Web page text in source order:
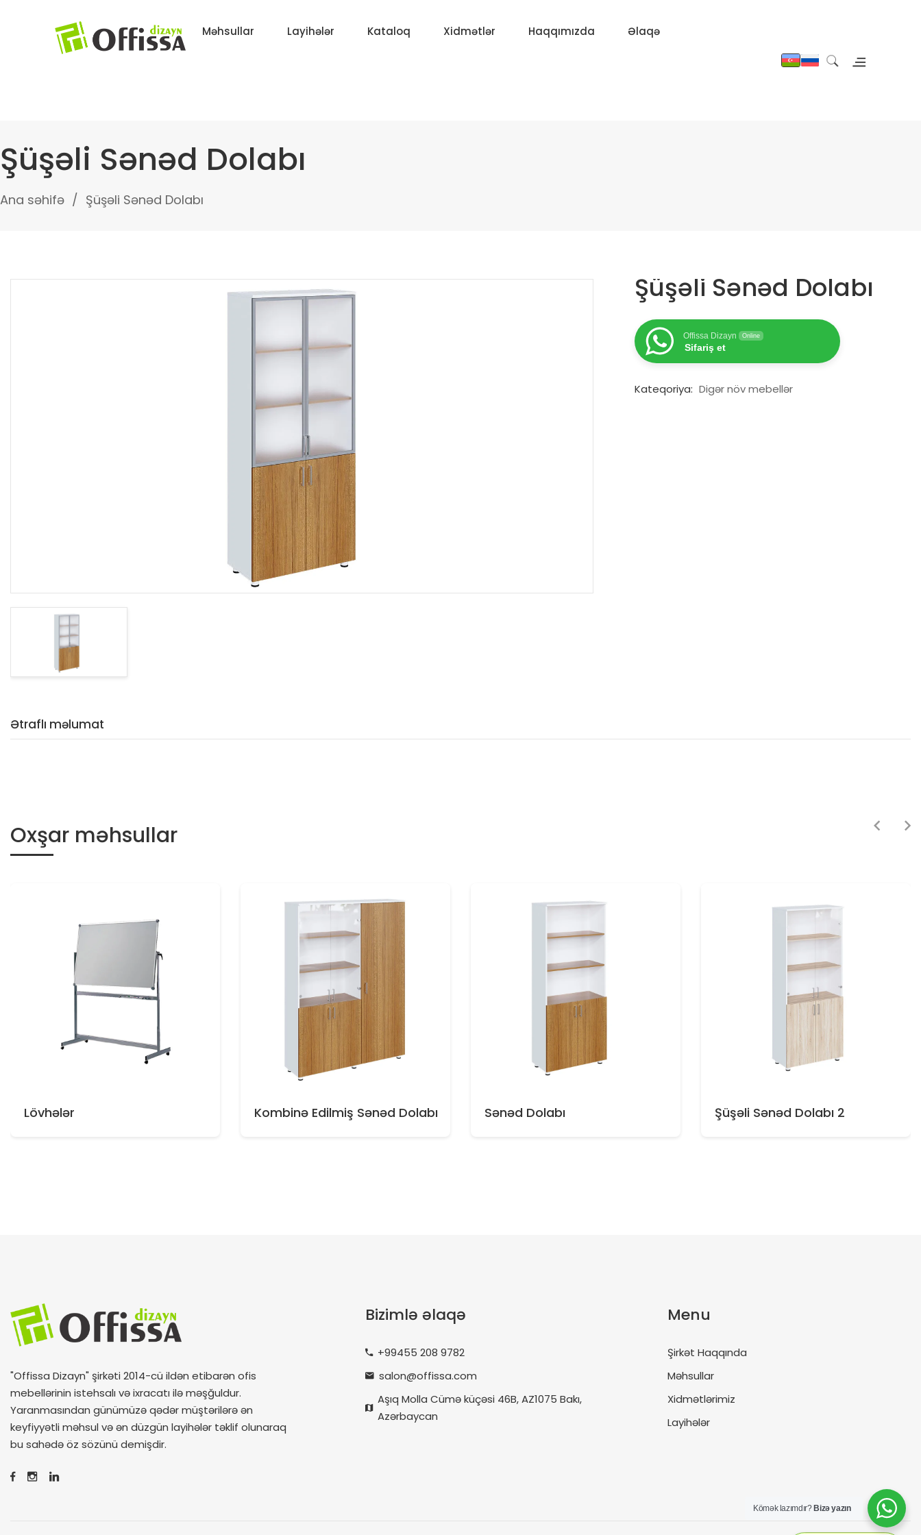
Məhsullar Layihələr Kataloq Xidmətlər Haqqımızda Əlaqə
Şüşəli Sənəd Dolabı
Ana səhifə Şüşəli Sənəd Dolabı
Şüşəli Sənəd Dolabı
Offissa Dizayn Online
Sifariş et
Kateqoriya: Digər növ mebellər
Ətraflı məlumat
Oxşar məhsullar
Lövhələr Kombinə Edilmiş Sənəd Dolabı Sənəd Dolabı Şüşəli Sənəd Dolabı 2
"Offissa Dizayn" şirkəti 2014-cü ildən etibarən ofis
mebellərinin istehsalı və ixracatı ilə məşğuldur.
Yaranmasından günümüzə qədər müştərilərə ən
keyfiyyətli məhsul və ən düzgün layihələr təklif olunaraq
bu sahədə öz sözünü demişdir.
Bizimlə əlaqə
+99455 208 9782
salon@offissa.com
Aşıq Molla Cümə küçəsi 46B, AZ1075 Bakı,
Azərbaycan
Menu
Şirkət Haqqında
Məhsullar
Xidmətlərimiz
Layihələr
Kömək lazımdır? Bizə yazın